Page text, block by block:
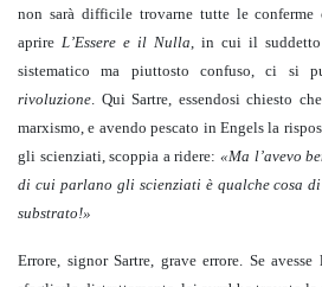
non sarà difficile trovarne tutte le conferme
aprire L’Essere e il Nulla, in cui il
sistematico ma piuttosto confuso, ci si
rivoluzione. Qui Sartre, essendosi chiesto
marxismo, e avendo pescato in Engels la
gli scienziati, scoppia a ridere: «Ma l’avevo
di cui parlano gli scienziati è qualche cosa
substrato!»
Errore, signor Sartre, grave errore. Se avesse